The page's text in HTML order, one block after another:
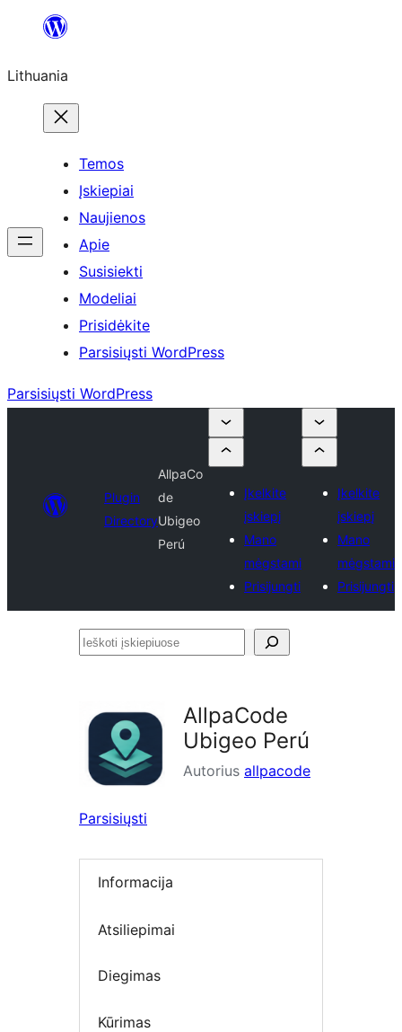
turinio
Lithuania
Temos
Įskiepiai
Naujienos
Apie
Susisiekti
Modeliai
Prisidėkite
Parsisiųsti WordPress
Parsisiųsti WordPress
Plugin
Directory
AllpaCo
de
Ubigeo
Perú
Įkelkite
įskiepį
Mano
mėgstami
Prisijungti
Įkelkite
įskiepį
Mano
mėgstami
Prisijungti
Ieškoti
AllpaCode
Ubigeo Perú
Autorius allpacode
Parsisiųsti
Informacija
Atsiliepimai
Diegimas
Kūrimas